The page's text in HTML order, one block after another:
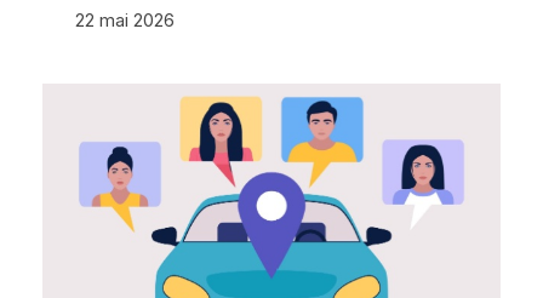
22 mai 2026